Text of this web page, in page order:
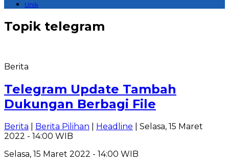
Unik
Topik telegram
Berita
Telegram Update Tambah
Dukungan Berbagi File
Berita Berita Pilihan Headline | Selasa, 15 Maret
2022 - 14:00 WIB
Selasa, 15 Maret 2022 - 14:00 WIB